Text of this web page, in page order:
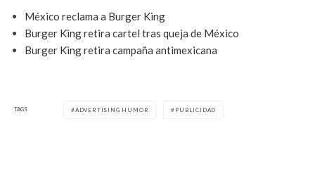
México reclama a Burger King
Burger King retira cartel tras queja de México
Burger King retira campaña antimexicana
TAGS ADVERTISING HUMOR PUBLICIDAD